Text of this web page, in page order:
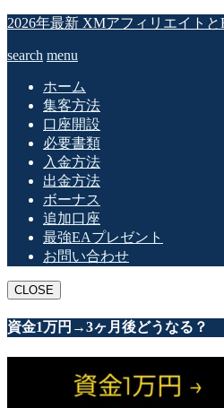
2026年最新 XMアフィリエイトと
search menu
ホーム
集客方法
口座開設
必要書類
入金方法
出金方法
ボーナス
追加口座
最強EAプレゼント
お問い合わせ
CLOSE
資金1万円→3ヶ月後どうなる？